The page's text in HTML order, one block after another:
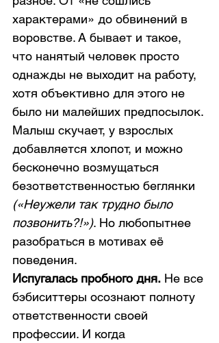
характерами» до обвинений в
воровстве. А бывает и такое,
что нанятый человек просто
однажды не выходит на работу,
хотя объективно для этого не
было ни малейших предпосылок.
Малыш скучает, у взрослых
добавляется хлопот, и можно
бесконечно возмущаться
безответственностью беглянки
(«Неужели так трудно было
позвонить?!»). Но любопытнее
разобраться в мотивах её
поведения.
Испугалась пробного дня. Не все
бэбиситтеры осознают полноту
ответственности своей
профессии. И когда